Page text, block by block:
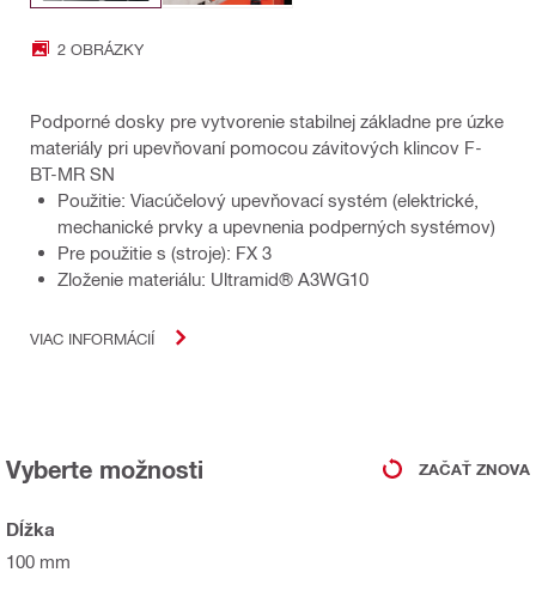
2 OBRÁZKY
Podporné dosky pre vytvorenie stabilnej základne pre úzke
materiály pri upevňovaní pomocou závitových klincov F-
BT-MR SN
Použitie: Viacúčelový upevňovací systém (elektrické,
mechanické prvky a upevnenia podperných systémov)
Pre použitie s (stroje): FX 3
Zloženie materiálu: Ultramid® A3WG10
VIAC INFORMÁCIÍ
Vyberte možnosti ZAČAŤ ZNOVA
Dĺžka
100 mm